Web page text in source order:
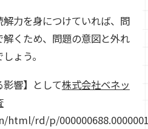
力を身につけていれば、問
くため、問題の意図と外れ
ょう。
影響】として株式会社ベネッ
rd/p/